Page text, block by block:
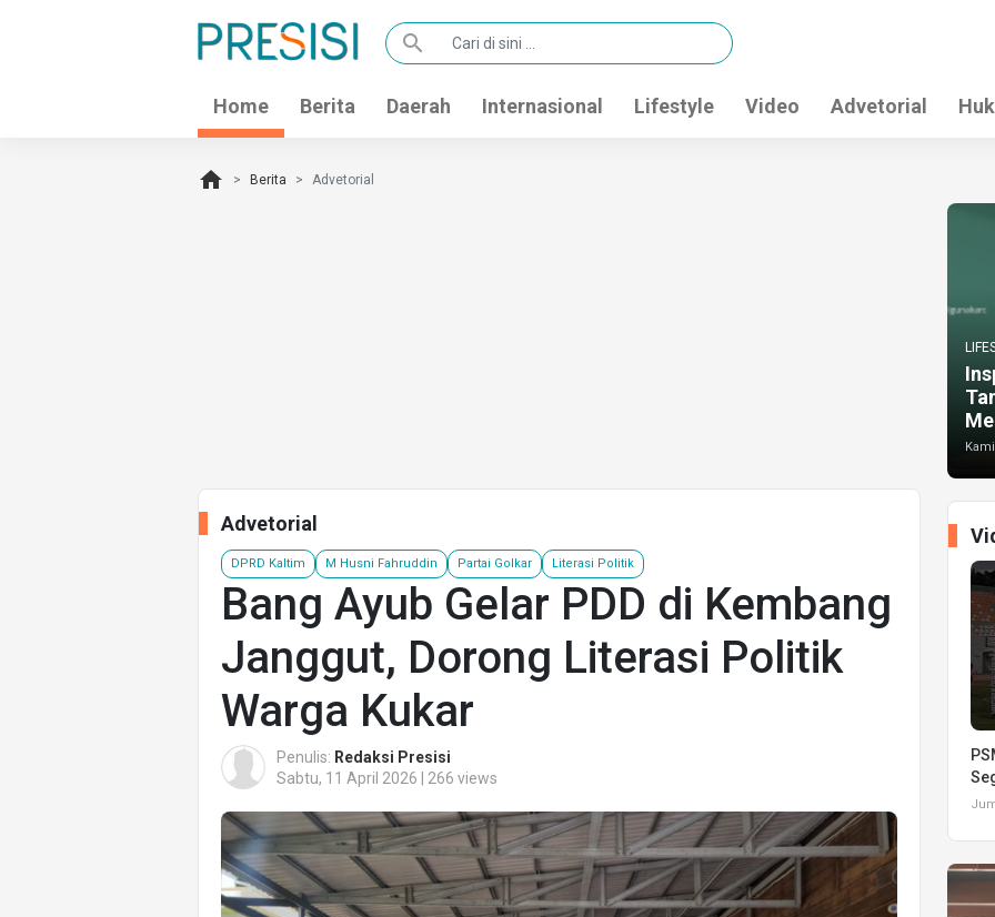
search
Home Berita Daerah Internasional Lifestyle Video Advetorial
home Berita Advetorial
Advetorial
DPRD Kaltim M Husni Fahruddin Partai Golkar Literasi Politik
Bang Ayub Gelar PDD di Kembang
Janggut, Dorong Literasi Politik
Warga Kukar
Penulis: Redaksi Presisi
Sabtu, 11 April 2026 | 266 views